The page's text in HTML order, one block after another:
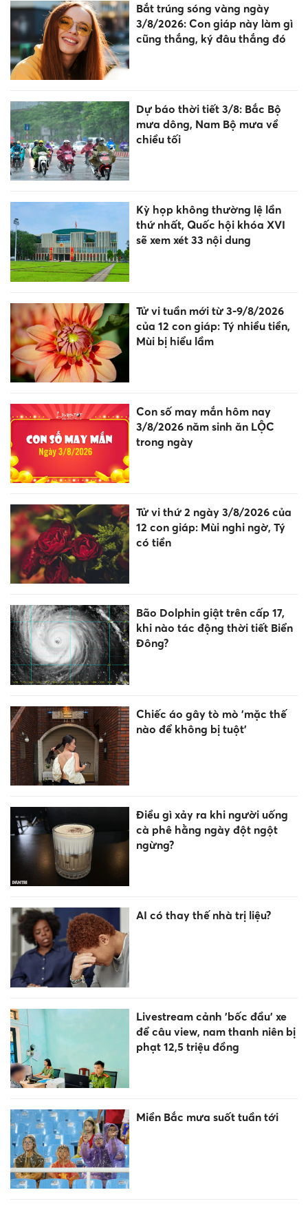
Bắt trúng sóng vàng ngày
3/8/2026: Con giáp này làm gì
cũng thắng, ký đâu thắng đó
Dự báo thời tiết 3/8: Bắc Bộ
mưa dông, Nam Bộ mưa về
chiều tối
Kỳ họp không thường lệ lần
thứ nhất, Quốc hội khóa XVI
sẽ xem xét 33 nội dung
Tử vi tuần mới từ 3-9/8/2026
của 12 con giáp: Tý nhiều tiền,
Mùi bị hiểu lầm
Con số may mắn hôm nay
3/8/2026 năm sinh ăn LỘC
trong ngày
Tử vi thứ 2 ngày 3/8/2026 của
12 con giáp: Mùi nghi ngờ, Tý
có tiền
Bão Dolphin giật trên cấp 17,
khi nào tác động thời tiết Biển
Đông?
Chiếc áo gây tò mò 'mặc thế
nào để không bị tuột'
Điều gì xảy ra khi người uống
cà phê hằng ngày đột ngột
ngừng?
AI có thay thế nhà trị liệu?
Livestream cảnh 'bốc đầu' xe
để câu view, nam thanh niên bị
phạt 12,5 triệu đồng
Miền Bắc mưa suốt tuần tới